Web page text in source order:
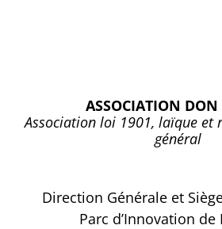
ASSOCIATION DON
Association loi 1901, laïque et
général
Direction Générale et
Parc d’Innovation de